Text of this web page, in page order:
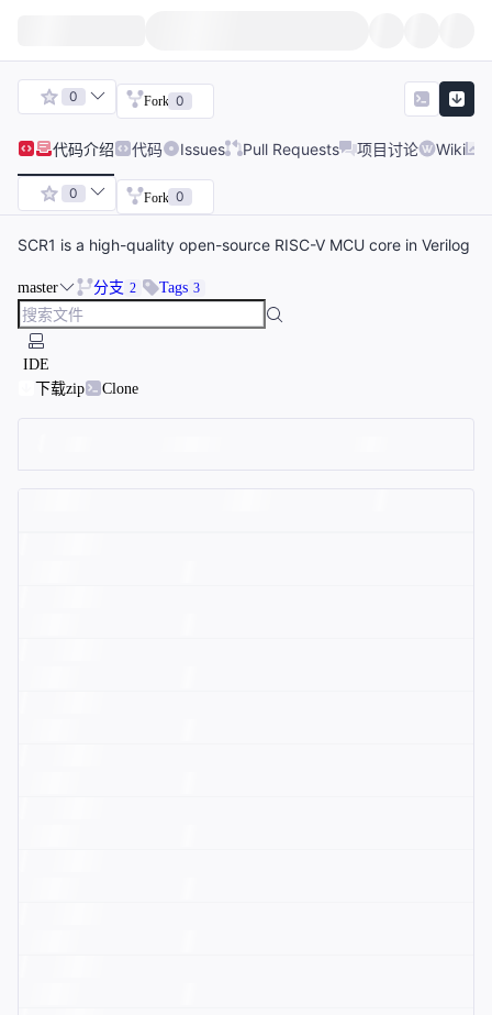
0 Fork 0
代码介绍 代码 Issues Pull Requests 项目讨论 Wiki
0 Fork 0
SCR1 is a high-quality open-source RISC-V MCU core in Verilog
master 分支 2 Tags 3
IDE
下载zip
Clone